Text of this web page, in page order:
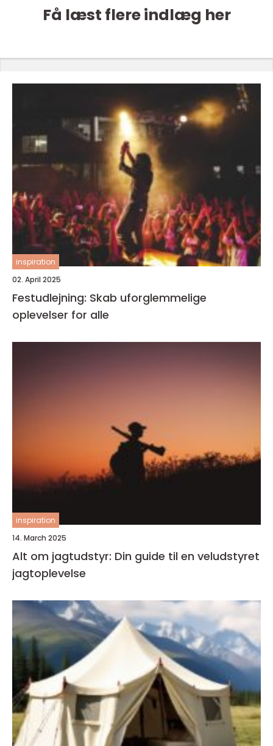
Få læst flere indlæg her
inspiration
02. April 2025
Festudlejning: Skab uforglemmelige
oplevelser for alle
inspiration
14. March 2025
Alt om jagtudstyr: Din guide til en veludstyret
jagtoplevelse